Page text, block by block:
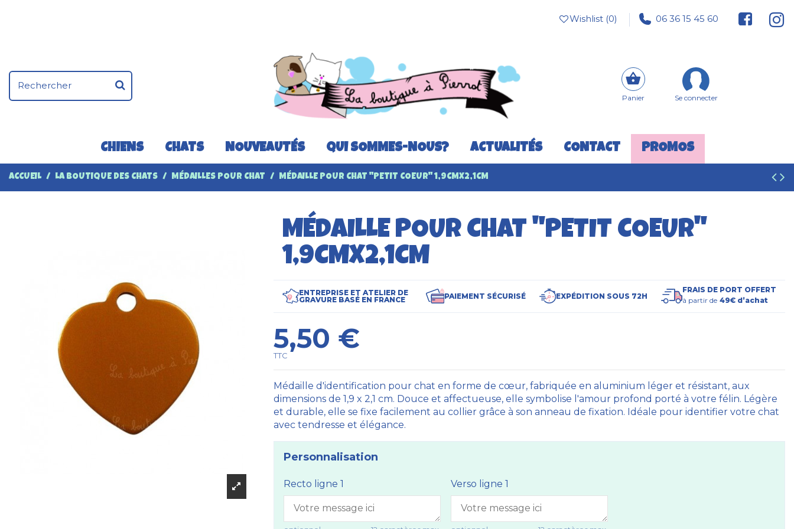
Wishlist (0) 06 36 15 45 60
Panier Se connecter
CHIENS CHATS NOUVEAUTÉS QUI SOMMES-NOUS? ACTUALITÉS CONTACT PROMOS
ACCUEIL LA BOUTIQUE DES CHATS MÉDAILLES POUR CHAT MÉDAILLE POUR CHAT "PETIT COEUR" 1,9CMX2,1CM
MÉDAILLE POUR CHAT "PETIT COEUR"
1,9CMX2,1CM
ENTREPRISE ET ATELIER DE
GRAVURE BASÉ EN FRANCE
PAIEMENT SÉCURISÉ EXPÉDITION SOUS 72H
FRAIS DE PORT OFFERT
à partir de 49€ d’achat
5,50 €
TTC
Médaille d'identification pour chat en forme de cœur, fabriquée en aluminium léger et résistant, aux
dimensions de 1,9 x 2,1 cm. Douce et affectueuse, elle symbolise l'amour profond porté à votre félin. Légère
et durable, elle se fixe facilement au collier grâce à son anneau de fixation. Idéale pour identifier votre chat
avec tendresse et élégance.
Personnalisation
Recto ligne 1 Verso ligne 1